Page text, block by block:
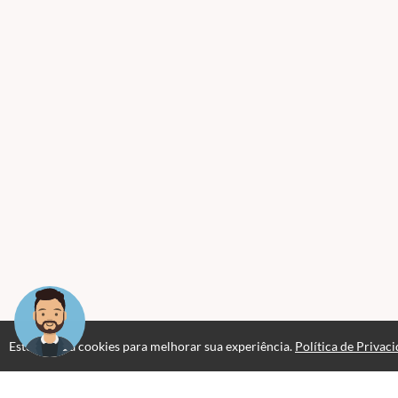
Professores(as)
Este site usa cookies para melhorar sua experiência. Política de